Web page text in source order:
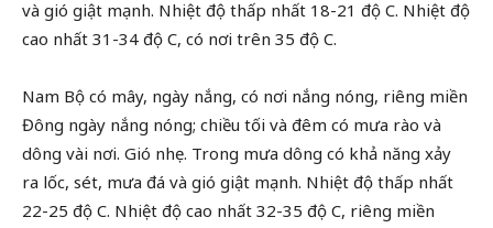
và gió giật mạnh. Nhiệt độ thấp nhất 18-21 độ C. Nhiệt độ
cao nhất 31-34 độ C, có nơi trên 35 độ C.
Nam Bộ có mây, ngày nắng, có nơi nắng nóng, riêng miền
Đông ngày nắng nóng; chiều tối và đêm có mưa rào và
dông vài nơi. Gió nhẹ. Trong mưa dông có khả năng xảy
ra lốc, sét, mưa đá và gió giật mạnh. Nhiệt độ thấp nhất
22-25 độ C. Nhiệt độ cao nhất 32-35 độ C, riêng miền